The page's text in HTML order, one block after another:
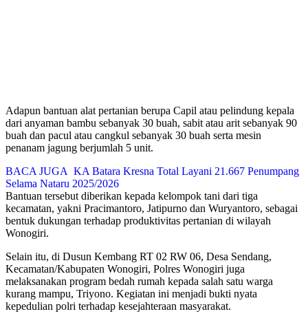
Adapun bantuan alat pertanian berupa Capil atau pelindung kepala
dari anyaman bambu sebanyak 30 buah, sabit atau arit sebanyak 90
buah dan pacul atau cangkul sebanyak 30 buah serta mesin
penanam jagung berjumlah 5 unit.
BACA JUGA KA Batara Kresna Total Layani 21.667 Penumpang
Selama Nataru 2025/2026
Bantuan tersebut diberikan kepada kelompok tani dari tiga
kecamatan, yakni Pracimantoro, Jatipurno dan Wuryantoro, sebagai
bentuk dukungan terhadap produktivitas pertanian di wilayah
Wonogiri.
Selain itu, di Dusun Kembang RT 02 RW 06, Desa Sendang,
Kecamatan/Kabupaten Wonogiri, Polres Wonogiri juga
melaksanakan program bedah rumah kepada salah satu warga
kurang mampu, Triyono. Kegiatan ini menjadi bukti nyata
kepedulian polri terhadap kesejahteraan masyarakat.